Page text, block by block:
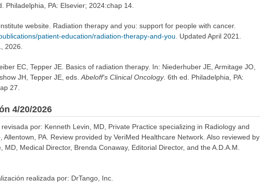
Philadelphia, PA: Elsevier; 2024:chap 14.
website. Radiation therapy and you: support for people with cancer.
patient-education/radiation-therapy-and-you. Updated April 2021.
2026.
EC, Tepper JE. Basics of radiation therapy. In: Niederhuber JE, Armitage JO,
JH, Tepper JE, eds.Abeloff's Clinical Oncology. 6th ed. Philadelphia, PA:
27.
4/20/2026
por: Kenneth Levin, MD, Private Practice specializing in Radiology and
Allentown, PA. Review provided by VeriMed Healthcare Network. Also reviewed by
MD, Medical Director, Brenda Conaway, Editorial Director, and the A.D.A.M.
realizada por: DrTango, Inc.